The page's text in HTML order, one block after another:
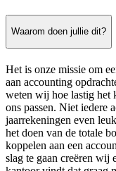
Waarom doen jullie dit?
Het is onze missie om
aan accounting
weten wij hoe lastig het
ons passen. Niet iedere
jaarrekeningen even
het doen van de totale
koppelen aan een
slag te gaan creëren wij